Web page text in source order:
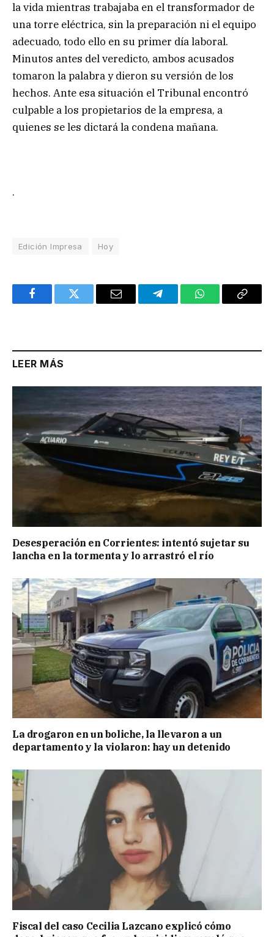
la vida mientras trabajaba en el transformador de
una torre eléctrica, sin la preparación ni el equipo
adecuado, todo ello en su primer día laboral.
Minutos antes del veredicto, ambos acusados
tomaron la palabra y dieron su versión de los
hechos. Ante esa situación el Tribunal encontró
culpable a los propietarios de la empresa, a
quienes se les dictará la condena mañana.
.
Edición Impresa Hoy
FacebookTwitter Email TelegramWhatsAppCopy
LEER MÁS
Desesperación en Corrientes: intentó sujetar su
lancha en la tormenta y lo arrastró el río
La drogaron en un boliche, la llevaron a un
departamento y la violaron: hay un detenido
Fiscal del caso Cecilia Lazcano explicó cómo